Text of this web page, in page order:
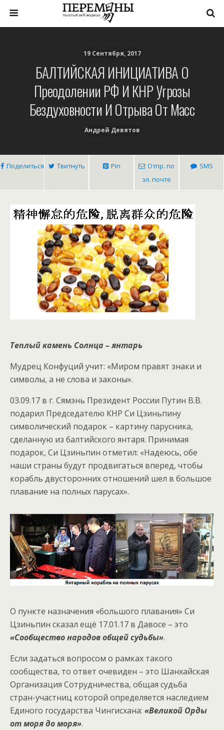
19 Сентября, 2017
БАЛТИЙСКАЯ ИНИЦИАТИВА О
Преодолении РФ И КНР Угрозы
Бездуховности И Отрыва От Масс
Андрей Девятов
Поделиться Твитнуть Pin
Отпр. по
эл. почте
SMS
Теплый камень Солнца – янтарь
Мудрец Конфуций учит: «Миром правят знаки и
символы, а не слова и законы».
03.09.17 в г. Сямэнь Президент России Путин В.В.
подарил Председателю КНР Си Цзиньпину
символический подарок – картину парусника,
сделанную из балтийского янтаря. Принимая
подарок, Си Цзиньпин отметил: «Надеюсь, обе
наши страны будут продвигаться вперед, чтобы
корабль двусторонних отношений шел в большое
плавание на полных парусах».
О пункте назначения «большого плавания» Си
Цзиньпин сказал ещё 17.01.17 в Давосе – это
«Сообщество народов общей судьбы».
Если задаться вопросом о рамках такого
сообщества, то ответ очевиден – это Шанхайская
Организация Сотрудничества, общая судьба
стран-участниц которой определяется наследием
Единого государства Чингисхана: «Великой Орды
от моря до моря».